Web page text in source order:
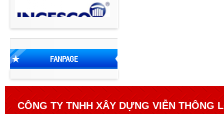
FANPAGE
CÔNG TY TNHH XÂY DỰNG VIỄN THÔNG